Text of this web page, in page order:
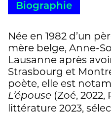
Biographie
Née en 1982 d’un
mère belge, Anne-
Lausanne après
Strasbourg et
poète, elle est
L’épouse (Zoé, 2022,
littérature 2023,